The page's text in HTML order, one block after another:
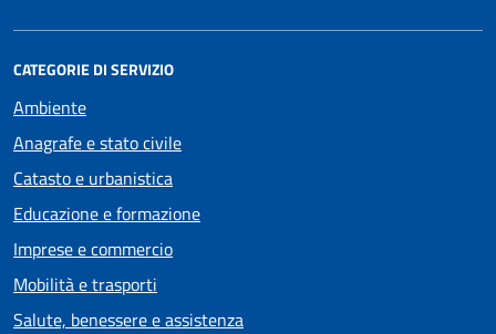
CATEGORIE DI SERVIZIO
Ambiente
Anagrafe e stato civile
Catasto e urbanistica
Educazione e formazione
Imprese e commercio
Mobilità e trasporti
Salute, benessere e assistenza